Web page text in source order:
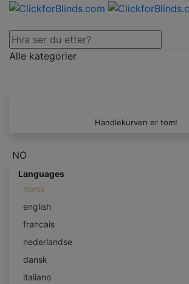
Alle kategorier
Handlekurven er tom!
NO
Languages
norsk
english
francais
nederlandse
dansk
italiano